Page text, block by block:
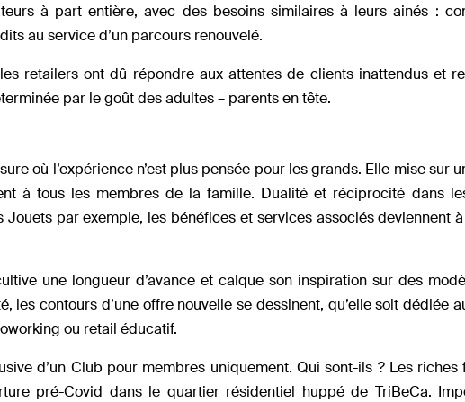
à part entière, avec des besoins similaires à leurs ainés :
au service d’un parcours renouvelé.
retailers ont dû répondre aux attentes de clients inattendus et
par le goût des adultes – parents en tête.
où l’expérience n’est plus pensée pour les grands. Elle mise sur
à tous les membres de la famille. Dualité et réciprocité dans
Jouets par exemple, les bénéfices et services associés deviennent
une longueur d’avance et calque son inspiration sur des
les contours d’une offre nouvelle se dessinent, qu’elle soit dédiée
ou retail éducatif.
d’un Club pour membres uniquement. Qui sont-ils ? Les riches
pré-Covid dans le quartier résidentiel huppé de TriBeCa.